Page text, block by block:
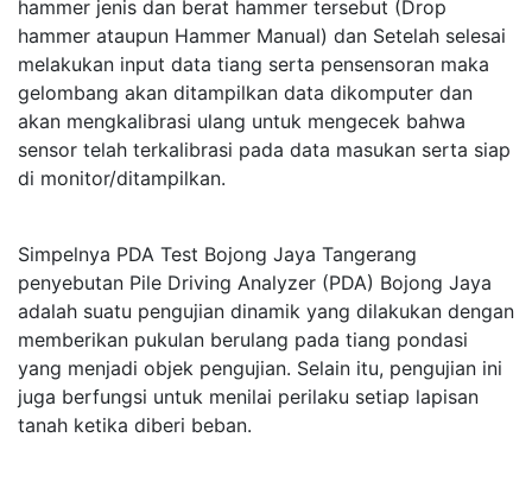
hammer jenis dan berat hammer tersebut (Drop
hammer ataupun Hammer Manual) dan Setelah selesai
melakukan input data tiang serta pensensoran maka
gelombang akan ditampilkan data dikomputer dan
akan mengkalibrasi ulang untuk mengecek bahwa
sensor telah terkalibrasi pada data masukan serta siap
di monitor/ditampilkan.
Simpelnya PDA Test Bojong Jaya Tangerang
penyebutan Pile Driving Analyzer (PDA) Bojong Jaya
adalah suatu pengujian dinamik yang dilakukan dengan
memberikan pukulan berulang pada tiang pondasi
yang menjadi objek pengujian. Selain itu, pengujian ini
juga berfungsi untuk menilai perilaku setiap lapisan
tanah ketika diberi beban.